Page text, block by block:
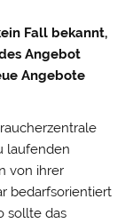
Fall bekannt,
Angebot
Angebote
laufenden
von ihrer
bedarfsorientiert
sollte das